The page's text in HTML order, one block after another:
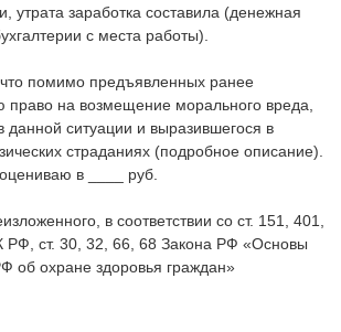
утрата заработка составила (денежная
с места работы).
помимо предъявленных ранее
право на возмещение морального вреда,
данной ситуации и выразившегося в
страданиях (подробное описание).
в ____ руб.
в соответствии со ст. 151, 401,
РФ, ст. 30, 32, 66, 68 Закона РФ «Основы
об охране здоровья граждан»